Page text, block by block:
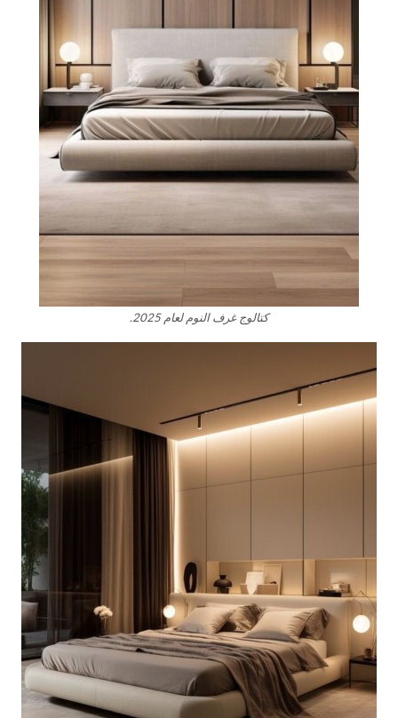
كتالوج غرف النوم لعام 2025.